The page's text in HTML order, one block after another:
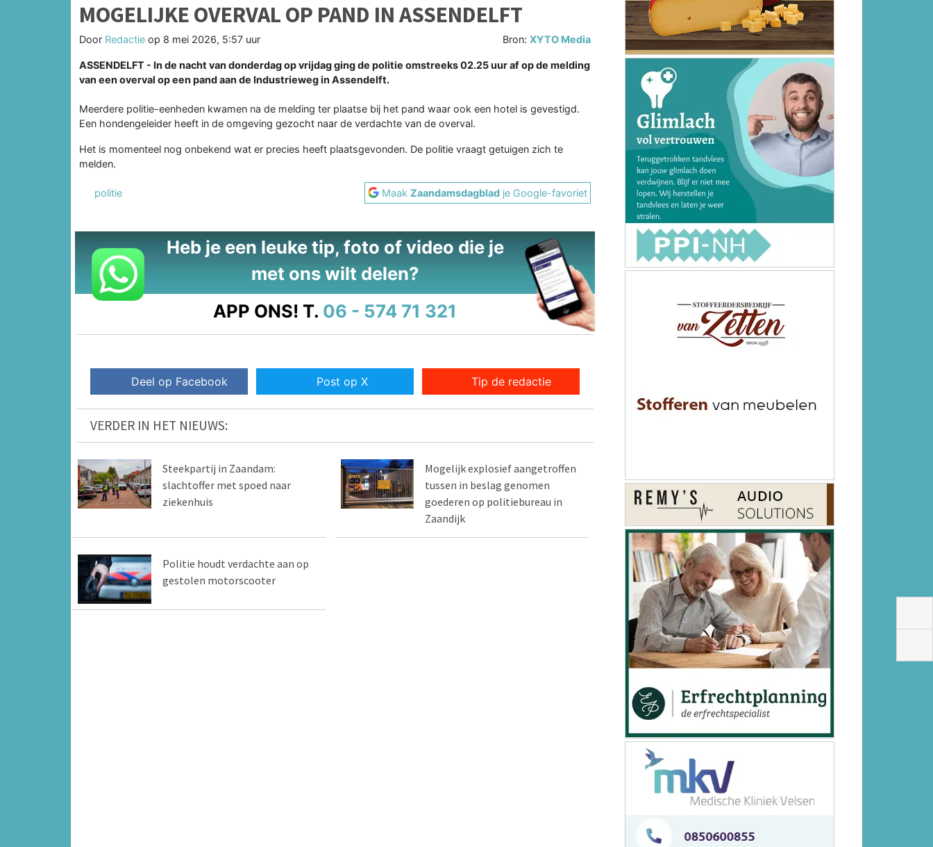
MOGELIJKE OVERVAL OP PAND IN ASSENDELFT
Door Redactie op 8 mei 2026, 5:57 uur Bron:XYTO Media
ASSENDELFT - In de nacht van donderdag op vrijdag ging de politie omstreeks 02.25 uur af op de melding
van een overval op een pand aan de Industrieweg in Assendelft.
Meerdere politie-eenheden kwamen na de melding ter plaatse bij het pand waar ook een hotel is gevestigd.
Een hondengeleider heeft in de omgeving gezocht naar de verdachte van de overval.
Het is momenteel nog onbekend wat er precies heeft plaatsgevonden. De politie vraagt getuigen zich te
melden.
politie MaakZaandamsdagblad je Google-favoriet
Heb je een leuke tip, foto of video die je
met ons wilt delen?
APP ONS! T. 06 - 574 71 321
Deel op Facebook Post op X Tip de redactie
VERDER IN HET NIEUWS:
Steekpartij in Zaandam:
slachtoffer met spoed naar
ziekenhuis
Mogelijk explosief aangetroffen
tussen in beslag genomen
goederen op politiebureau in
Zaandijk
Politie houdt verdachte aan op
gestolen motorscooter